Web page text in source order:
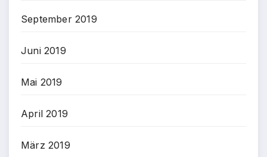
September 2019
Juni 2019
Mai 2019
April 2019
März 2019